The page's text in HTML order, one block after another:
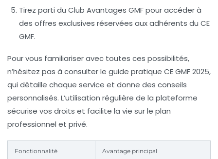
Tirez parti du Club Avantages GMFpour accéder à
des offres exclusives réservées aux adhérents du CE
GMF.
Pour vous familiariser avec toutes ces possibilités,
n’hésitez pas à consulter le guide pratique CE GMF 2025,
qui détaille chaque service et donne des conseils
personnalisés. L’utilisation régulière de la plateforme
sécurise vos droits et facilite la vie sur le plan
professionnel et privé.
Fonctionnalité Avantage principal